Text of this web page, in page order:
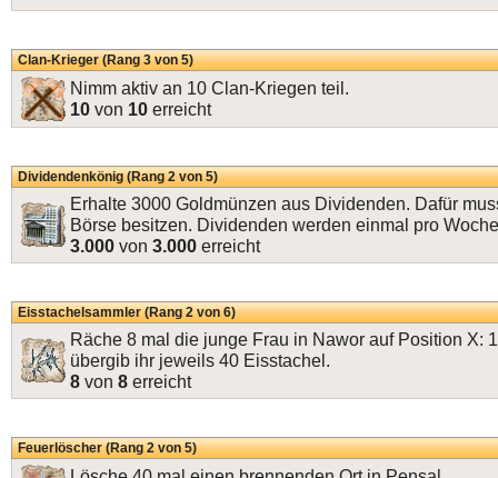
Clan-Krieger (Rang 3 von 5)
Nimm aktiv an 10 Clan-Kriegen teil.
10 von 10 erreicht
Dividendenkönig (Rang 2 von 5)
Erhalte 3000 Goldmünzen aus Dividenden. Dafür
Börse besitzen. Dividenden werden einmal pro
3.000 von 3.000 erreicht
Eisstachelsammler (Rang 2 von 6)
Räche 8 mal die junge Frau in Nawor auf Position X:
übergib ihr jeweils 40 Eisstachel.
8 von 8 erreicht
Feuerlöscher (Rang 2 von 5)